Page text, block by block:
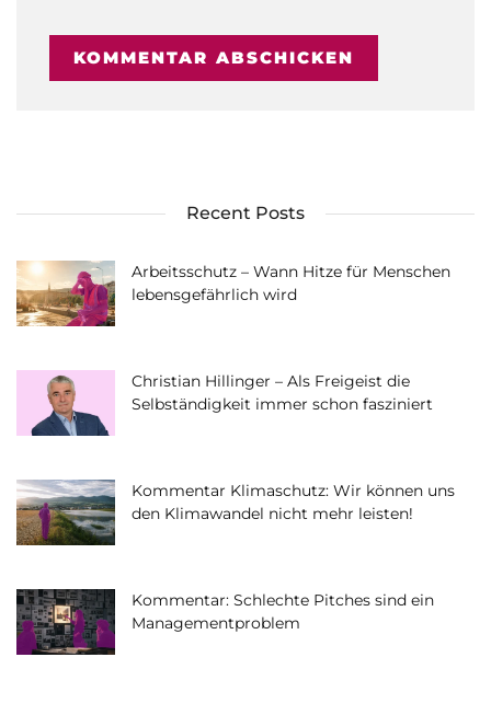
Recent Posts
Arbeitsschutz – Wann Hitze für Menschen
lebensgefährlich wird
Christian Hillinger – Als Freigeist die
Selbständigkeit immer schon fasziniert
Kommentar Klimaschutz: Wir können uns
den Klimawandel nicht mehr leisten!
Kommentar: Schlechte Pitches sind ein
Managementproblem